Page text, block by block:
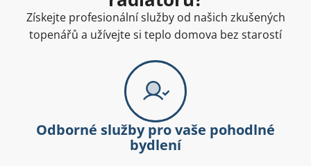
Získejte profesionální služby od našich zkušených
topenářů a užívejte si teplo domova bez starostí
Odborné služby pro vaše pohodlné
bydlení